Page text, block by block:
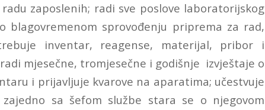
zaposlenih; radi sve poslove laboratorijskog
blagovremenom sprovođenju priprema za rad,
inventar, reagense, materijal, pribor i
mjesečne, tromjesečne i godišnje izvještaje o
i prijavljuje kvarove na aparatima; učestvuje
sa šefom službe stara se o njegovom